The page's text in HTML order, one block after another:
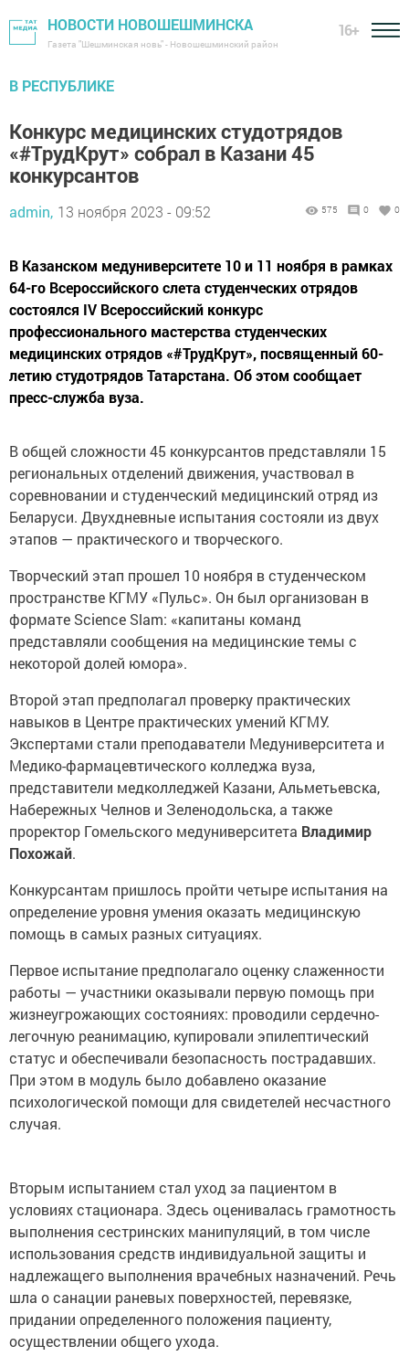
НОВОСТИ НОВОШЕШМИНСКА
Газета "Шешминская новь" - Новошешминский район
16+
В РЕСПУБЛИКЕ
Конкурс медицинских студотрядов
«#ТрудКрут» собрал в Казани 45
конкурсантов
admin, 13 ноября 2023 - 09:52 575 0 0
В Казанском медуниверситете 10 и 11 ноября в рамках
64-го Всероссийского слета студенческих отрядов
состоялся IV Всероссийский конкурс
профессионального мастерства студенческих
медицинских отрядов «#ТрудКрут», посвященный 60-
летию студотрядов Татарстана. Об этом сообщает
пресс-служба вуза.
В общей сложности 45 конкурсантов представляли 15
региональных отделений движения, участвовал в
соревновании и студенческий медицинский отряд из
Беларуси. Двухдневные испытания состояли из двух
этапов — практического и творческого.
Творческий этап прошел 10 ноября в студенческом
пространстве КГМУ «Пульс». Он был организован в
формате Science Slam: «капитаны команд
представляли сообщения на медицинские темы с
некоторой долей юмора».
Второй этап предполагал проверку практических
навыков в Центре практических умений КГМУ.
Экспертами стали преподаватели Медуниверситета и
Медико-фармацевтического колледжа вуза,
представители медколледжей Казани, Альметьевска,
Набережных Челнов и Зеленодольска, а также
проректор Гомельского медуниверситета Владимир
Похожай.
Конкурсантам пришлось пройти четыре испытания на
определение уровня умения оказать медицинскую
помощь в самых разных ситуациях.
Первое испытание предполагало оценку слаженности
работы — участники оказывали первую помощь при
жизнеугрожающих состояниях: проводили сердечно-
легочную реанимацию, купировали эпилептический
статус и обеспечивали безопасность пострадавших.
При этом в модуль было добавлено оказание
психологической помощи для свидетелей несчастного
случая.
Вторым испытанием стал уход за пациентом в
условиях стационара. Здесь оценивалась грамотность
выполнения сестринских манипуляций, в том числе
использования средств индивидуальной защиты и
надлежащего выполнения врачебных назначений. Речь
шла о санации раневых поверхностей, перевязке,
придании определенного положения пациенту,
осуществлении общего ухода.